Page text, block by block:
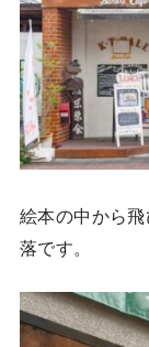
絵本の中から
落です。